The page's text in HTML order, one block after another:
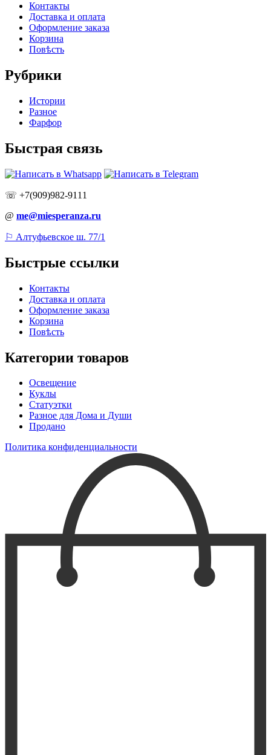
Контакты
Доставка и оплата
Оформление заказа
Корзина
Повѣсть
Рубрики
Истории
Разное
Фарфор
Быстрая связь
☏ +7(909)982-9111
@ me@miesperanza.ru
⚐ Алтуфьевское ш. 77/1
Быстрые ссылки
Контакты
Доставка и оплата
Оформление заказа
Корзина
Повѣсть
Категории товаров
Освещение
Куклы
Статуэтки
Разное для Дома и Души
Продано
Политика конфиденциальности